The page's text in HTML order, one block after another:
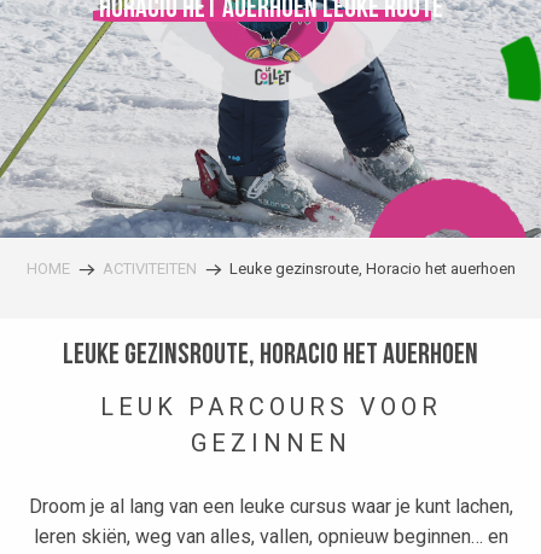
Horacio het auerhoen leuke route
HOME ACTIVITEITEN Leuke gezinsroute, Horacio het auerhoen
Leuke gezinsroute, Horacio het auerhoen
LEUK PARCOURS VOOR
GEZINNEN
Droom je al lang van een leuke cursus waar je kunt lachen,
leren skiën, weg van alles, vallen, opnieuw beginnen… en